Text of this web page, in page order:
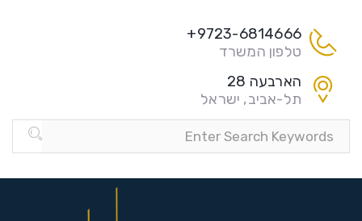
9723-6814666+
טלפון המשרד
הארבעה 28
תל-אביב, ישראל